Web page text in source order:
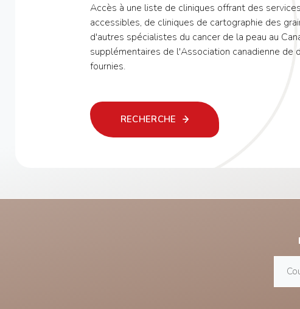
Accès à une liste de cliniques offrant des
accessibles, de cliniques de cartographie des
d'autres spécialistes du cancer de la peau au
supplémentaires de l'Association canadienne de
fournies.
RECHERCHE